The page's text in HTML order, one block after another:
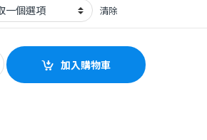
清除
式真無線耳機 quantity
加入購物車